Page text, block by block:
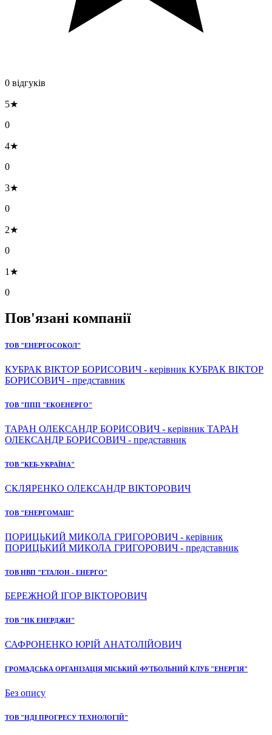
0 відгуків
5★
0
4★
0
3★
0
2★
0
1★
0
Пов'язані компанії
ТОВ "ЕНЕРГОСОКОЛ"
КУБРАК ВІКТОР БОРИСОВИЧ - керівник КУБРАК ВІКТОР
БОРИСОВИЧ - представник
ТОВ "ППП "ЕКОЕНЕРГО"
ТАРАН ОЛЕКСАНДР БОРИСОВИЧ - керівник ТАРАН
ОЛЕКСАНДР БОРИСОВИЧ - представник
ТОВ "КЕБ-УКРАЇНА"
СКЛЯРЕНКО ОЛЕКСАНДР ВІКТОРОВИЧ
ТОВ "ЕНЕРГОМАШ"
ПОРИЦЬКИЙ МИКОЛА ГРИГОРОВИЧ - керівник
ПОРИЦЬКИЙ МИКОЛА ГРИГОРОВИЧ - представник
ТОВ НВП "ЕТАЛОН - ЕНЕРГО"
БЕРЕЖНОЙ ІГОР ВІКТОРОВИЧ
ТОВ "НК ЕНЕРДЖИ"
САФРОНЕНКО ЮРІЙ АНАТОЛІЙОВИЧ
ГРОМАДСЬКА ОРГАНІЗАЦІЯ МІСЬКИЙ ФУТБОЛЬНИЙ КЛУБ "ЕНЕРГІЯ"
Без опису
ТОВ "НДІ ПРОГРЕСУ ТЕХНОЛОГІЙ"